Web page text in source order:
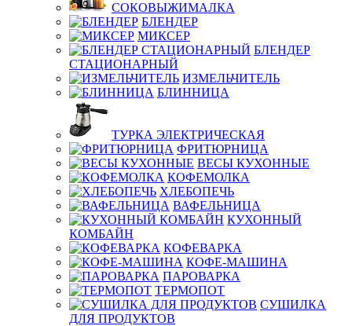
СОКОВЫЖИМАЛКА
БЛЕНДЕР
МИКСЕР
БЛЕНДЕР
СТАЦИОНАРНЫЙ
ИЗМЕЛЬЧИТЕЛЬ
БЛИННИЦА
ТУРКА ЭЛЕКТРИЧЕСКАЯ
ФРИТЮРНИЦА
ВЕСЫ КУХОННЫЕ
КОФЕМОЛКА
ХЛЕБОПЕЧЬ
ВАФЕЛЬНИЦА
КУХОННЫЙ
КОМБАЙН
КОФЕВАРКА
КОФЕ-МАШИНА
ПАРОВАРКА
ТЕРМОПОТ
СУШИЛКА
ДЛЯ ПРОДУКТОВ